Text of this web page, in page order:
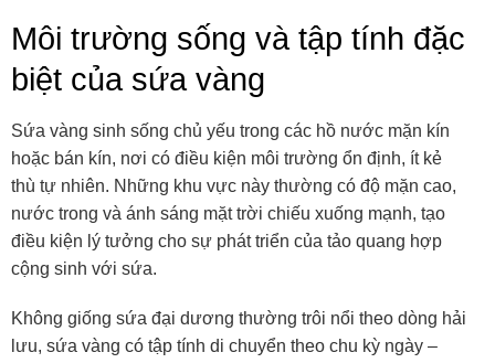
Môi trường sống và tập tính đặc
biệt của sứa vàng
Sứa vàng sinh sống chủ yếu trong các hồ nước mặn kín
hoặc bán kín, nơi có điều kiện môi trường ổn định, ít kẻ
thù tự nhiên. Những khu vực này thường có độ mặn cao,
nước trong và ánh sáng mặt trời chiếu xuống mạnh, tạo
điều kiện lý tưởng cho sự phát triển của tảo quang hợp
cộng sinh với sứa.
Không giống sứa đại dương thường trôi nổi theo dòng hải
lưu, sứa vàng có tập tính di chuyển theo chu kỳ ngày –